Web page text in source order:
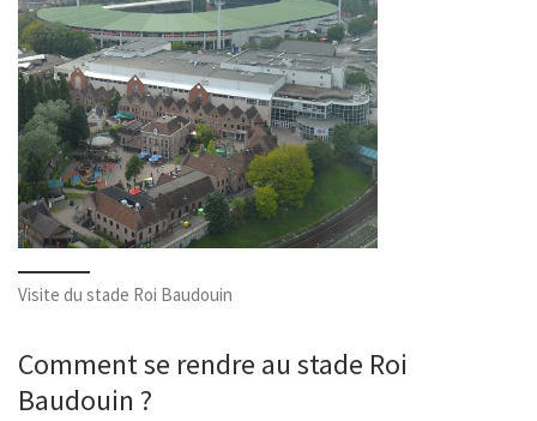
Visite du stade Roi Baudouin
Comment se rendre au stade Roi
Baudouin ?